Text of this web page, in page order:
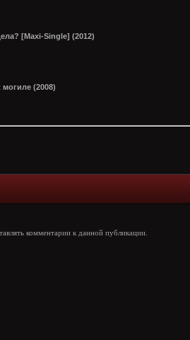
[Maxi-Single] (2012)
(2008)
комментарии к данной публикации.